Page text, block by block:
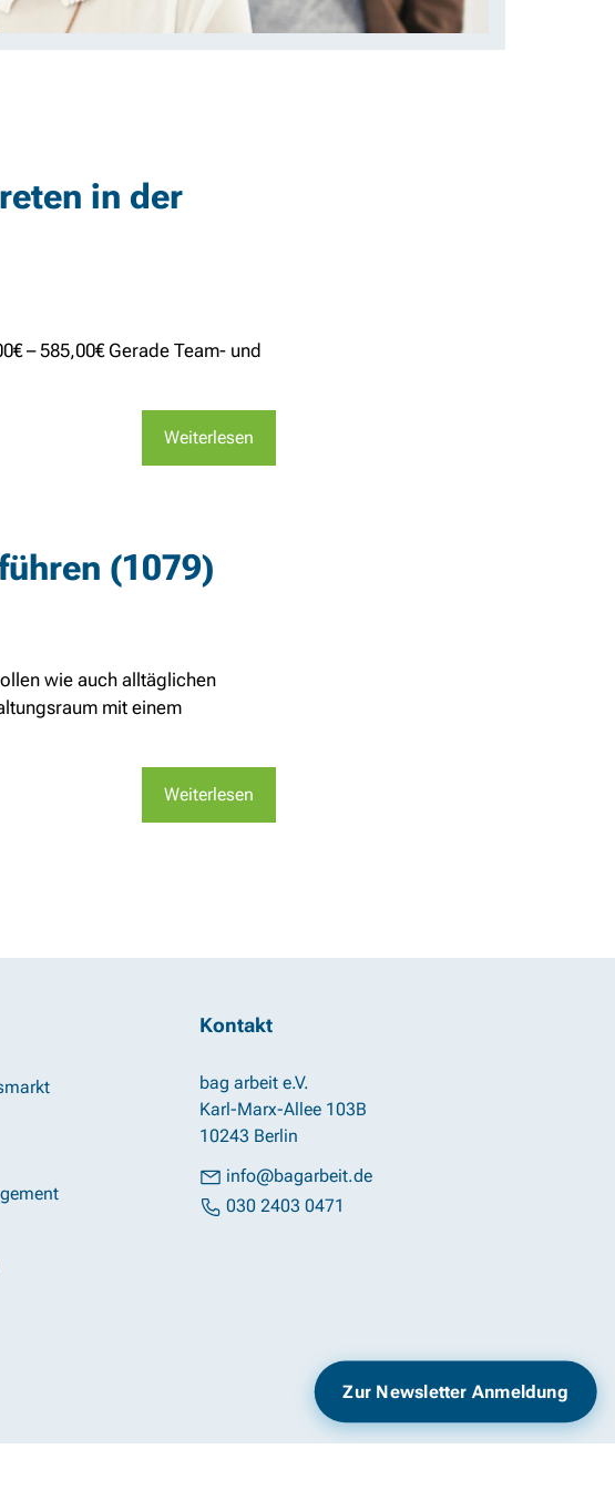
in der
– 585,00€ Gerade Team- und
Weiterlesen
(1079)
wie auch alltäglichen
mit einem
Weiterlesen
Kontakt
bag arbeit e.V.
Karl-Marx-Allee 103B
10243 Berlin
info@bagarbeit.de
030 2403 0471
Impressum Datenschutz
Zur Newsletter Anmeldung